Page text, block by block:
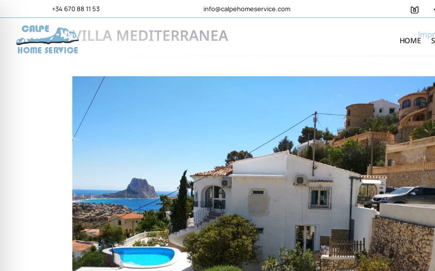
+34 670 88 11 53 info@calpehomeservice.com
HOME
VILLA MEDITERRANEA